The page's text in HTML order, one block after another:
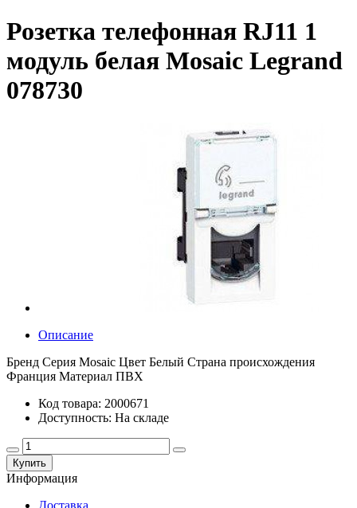
Розетка телефонная RJ11 1
модуль белая Mosaic Legrand
078730
Описание
Бренд Серия Mosaic Цвет Белый Страна происхождения
Франция Материал ПВХ
Код товара: 2000671
Доступность: На складе
Купить
Информация
Доставка